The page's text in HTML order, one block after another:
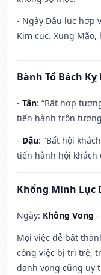
- Ngày Dậu lục hợp
Kim cục. Xung
Bành Tổ Bách
- Tân: “Bất hợp
tiến hành trộn
- Dậu: “Bất hội
tiến hành hội khách
Khổng Minh Lục
Ngày: Không Vong -
Mọi việc dễ bất
công việc bị trì trệ,
danh vọng cũng uy